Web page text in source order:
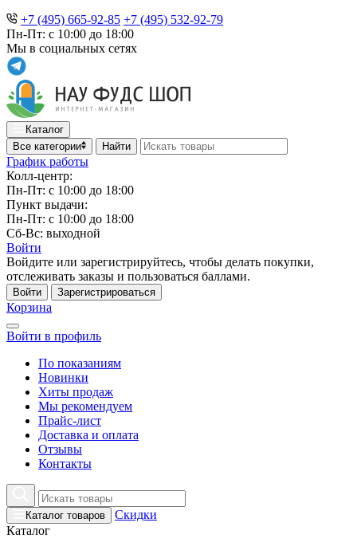
+7 (495) 665-92-85 +7 (495) 532-92-79
Пн-Пт: с 10:00 до 18:00
Мы в социальных сетях
Каталог
Все категории
Найти
График работы
Колл-центр:
Пн-Пт: с 10:00 до 18:00
Пункт выдачи:
Пн-Пт: с 10:00 до 18:00
Сб-Вс: выходной
Войти
Войдите или зарегистрируйтесь, чтобы делать покупки,
отслеживать заказы и пользоваться баллами.
Войти Зарегистрироваться
Корзина
Войти в профиль
По показаниям
Новинки
Хиты продаж
Мы рекомендуем
Прайс-лист
Доставка и оплата
Отзывы
Контакты
Каталог товаров
Скидки
Каталог